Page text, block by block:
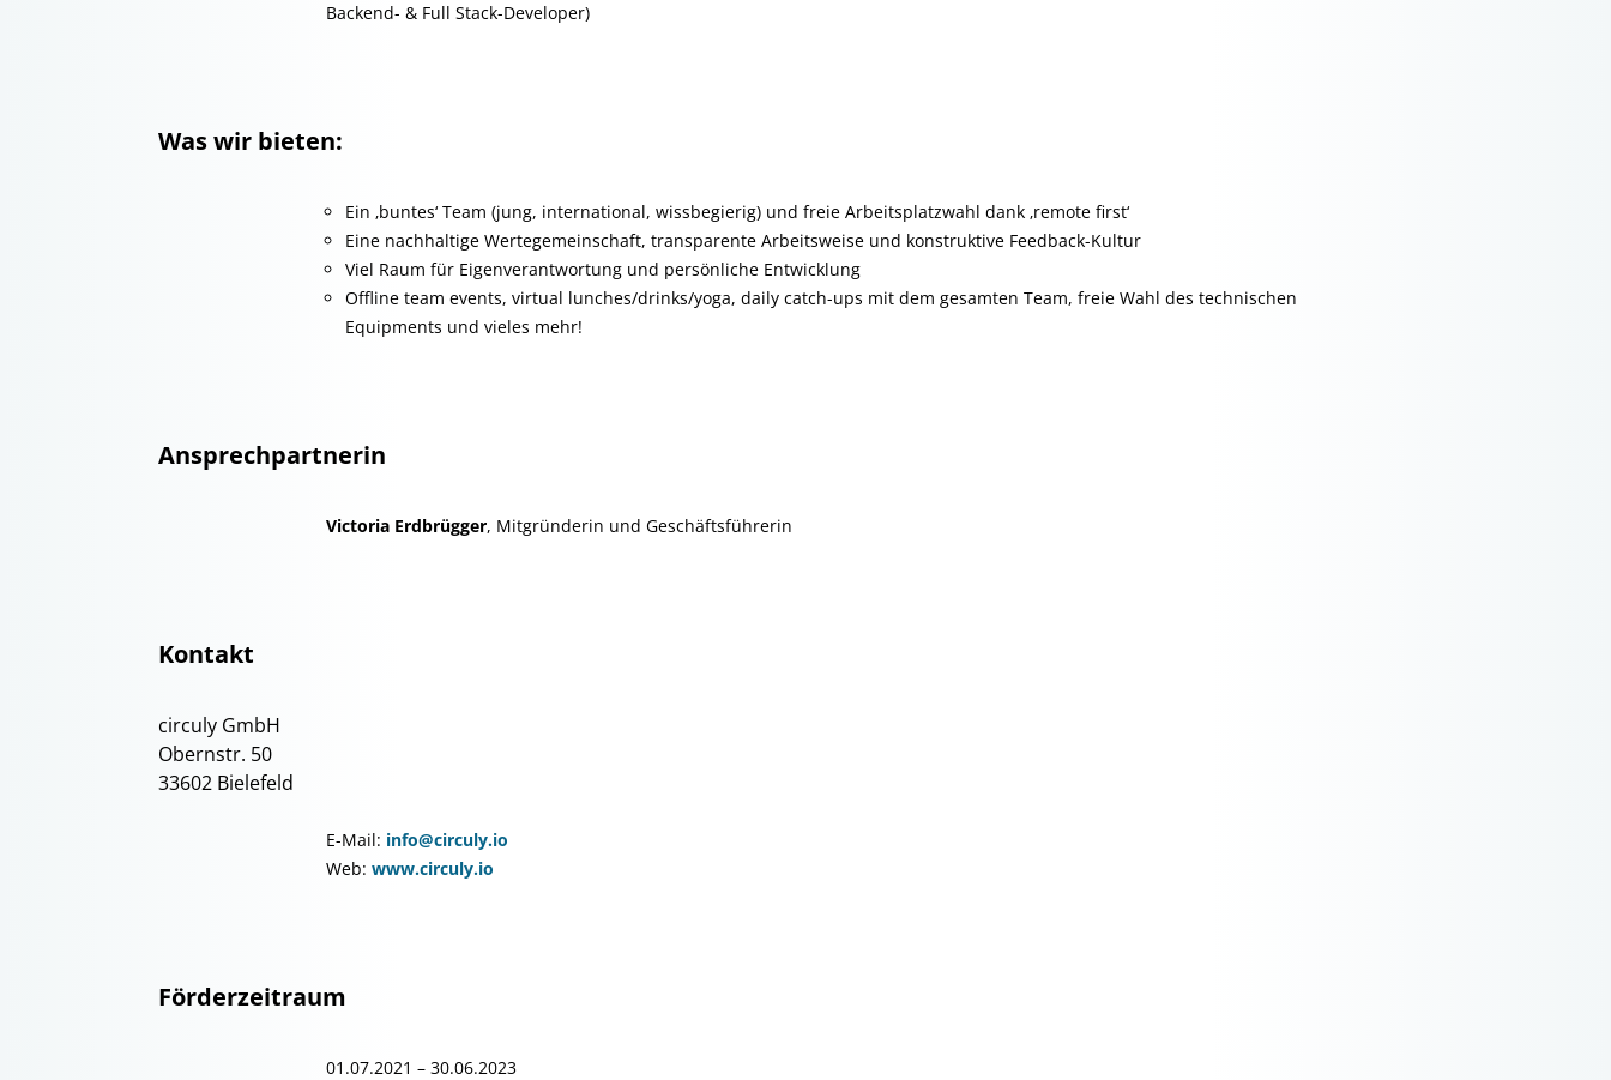
Backend- & Full Stack-Developer)
Was wir bieten:
Ein ‚buntes‘ Team (jung, international, wissbegierig) und freie Arbeitsplatzwahl dank ‚remote first‘
Eine nachhaltige Wertegemeinschaft, transparente Arbeitsweise und konstruktive Feedback-Kultur
Viel Raum für Eigenverantwortung und persönliche Entwicklung
Offline team events, virtual lunches/drinks/yoga, daily catch-ups mit dem gesamten Team, freie Wahl des technischen
Equipments und vieles mehr!
Ansprechpartnerin
Victoria Erdbrügger, Mitgründerin und Geschäftsführerin
Kontakt
circuly GmbH
Obernstr. 50
33602 Bielefeld
E-Mail: info@circuly.io
Web: www.circuly.io
Förderzeitraum
01.07.2021 – 30.06.2023